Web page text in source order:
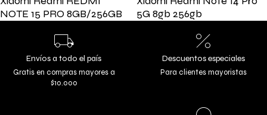
NOTE 15 PRO 8GB/256GB
5G 8gb 256gb
Envíos a todo el país
Gratis en compras mayores a
$10.000
Descuentos especiales
Para clientes mayoristas